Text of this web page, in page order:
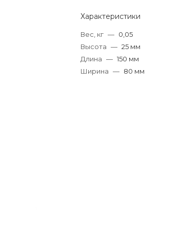
Характеристики
Вес, кг — 0,05
Высота — 25 мм
Длина — 150 мм
Ширина — 80 мм